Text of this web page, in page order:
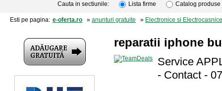
Cauta in sectiunile: Lista firme Catalog produse
Esti pe pagina: e-oferta.ro » anunturi gratuite » Electronice si Electrocasnice
reparatii iphone
Service
- Contact -